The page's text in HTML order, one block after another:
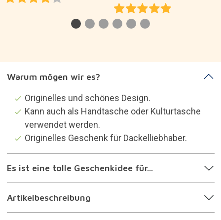
Warum mögen wir es?
Originelles und schönes Design.
Kann auch als Handtasche oder Kulturtasche
verwendet werden.
Originelles Geschenk für Dackelliebhaber.
Es ist eine tolle Geschenkidee für...
Artikelbeschreibung